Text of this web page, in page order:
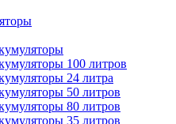
100 литров
24 литра
50 литров
80 литров
35 литров